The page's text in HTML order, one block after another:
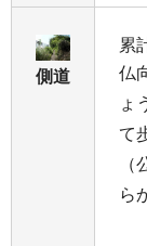
側道
累
仏
ょ
て
ら